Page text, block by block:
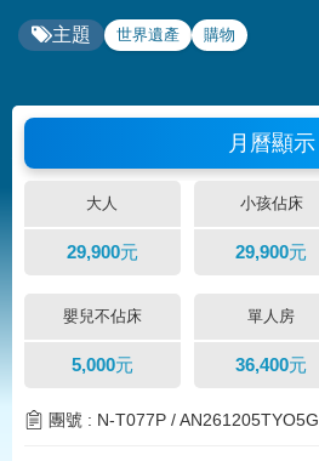
主題 世界遺產 購物
月曆顯示
大人 小孩佔床
29,900元 29,900元
嬰兒不佔床 單人房
5,000元 36,400元
團號 : N-T077P / AN261205TYO5G